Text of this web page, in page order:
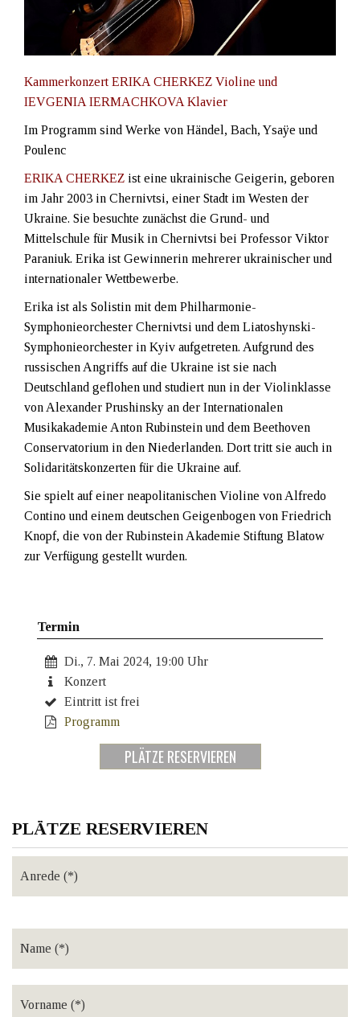
Kammerkonzert ERIKA CHERKEZ Violine und
IEVGENIA IERMACHKOVA Klavier
Im Programm sind Werke von Händel, Bach, Ysaÿe und
Poulenc
ERIKA CHERKEZ ist eine ukrainische Geigerin, geboren
im Jahr 2003 in Chernivtsi, einer Stadt im Westen der
Ukraine. Sie besuchte zunächst die Grund- und
Mittelschule für Musik in Chernivtsi bei Professor Viktor
Paraniuk. Erika ist Gewinnerin mehrerer ukrainischer und
internationaler Wettbewerbe.
Erika ist als Solistin mit dem Philharmonie-
Symphonieorchester Chernivtsi und dem Liatoshynski-
Symphonieorchester in Kyiv aufgetreten. Aufgrund des
russischen Angriffs auf die Ukraine ist sie nach
Deutschland geflohen und studiert nun in der Violinklasse
von Alexander Prushinsky an der Internationalen
Musikakademie Anton Rubinstein und dem Beethoven
Conservatorium in den Niederlanden. Dort tritt sie auch in
Solidaritätskonzerten für die Ukraine auf.
Sie spielt auf einer neapolitanischen Violine von Alfredo
Contino und einem deutschen Geigenbogen von Friedrich
Knopf, die von der Rubinstein Akademie Stiftung Blatow
zur Verfügung gestellt wurden.
Termin
Di., 7. Mai 2024, 19:00 Uhr
Konzert
Eintritt ist frei
Programm
PLÄTZE RESERVIEREN
PLÄTZE RESERVIEREN